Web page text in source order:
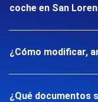
coche en San
¿Cómo modificar,
¿Qué documentos